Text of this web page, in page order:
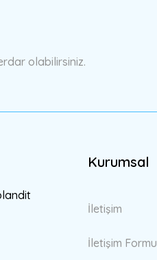
olabilirsiniz.
Kurumsal
İletişim
İletişim Formu